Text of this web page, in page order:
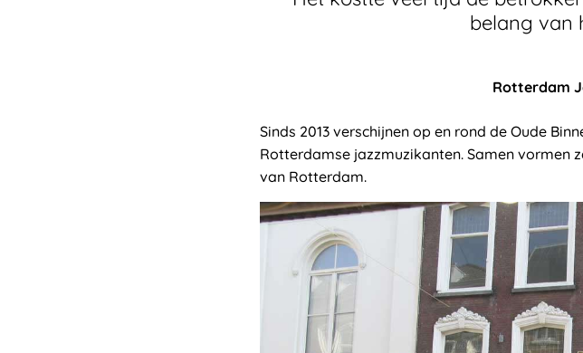
belang van
Rotterdam
Sinds 2013 verschijnen op en rond de Oude
Rotterdamse jazzmuzikanten. Samen vormen
van Rotterdam.